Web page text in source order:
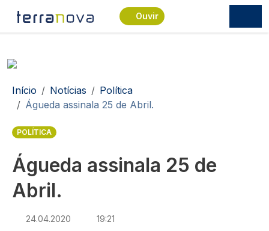
Passar para o conteúdo principal
Ouvir
Navegação estrutural
Início Notícias
Política
Águeda assinala 25 de Abril.
POLÍTICA
Águeda assinala 25 de
Abril.
24.04.2020 19:21